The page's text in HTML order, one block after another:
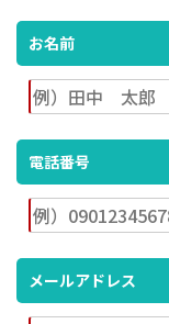
お名前
電話番号
メールアドレス